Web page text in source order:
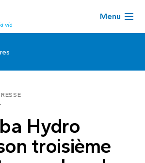
Menu
Hydro
troisième